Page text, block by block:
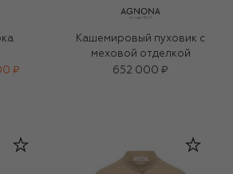
₽
Кашемировый пуховик с
меховой отделкой
652 000 ₽